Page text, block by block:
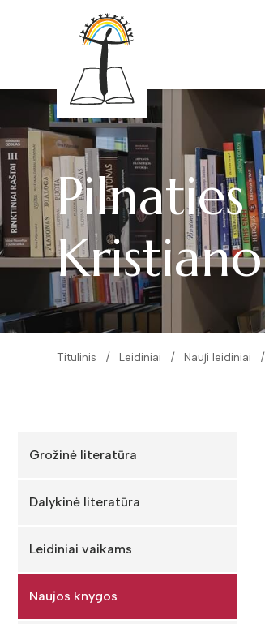
Titulinis Leidiniai Nauji leidiniai
Grožinė literatūra
Dalykinė literatūra
Leidiniai vaikams
Naujos knygos